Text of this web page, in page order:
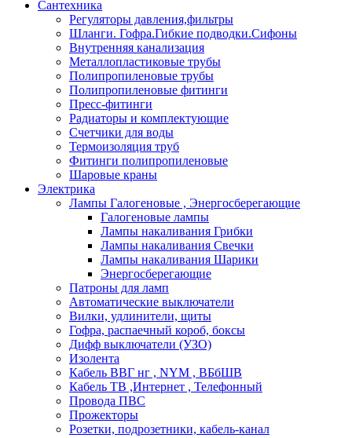
Сантехника
Регуляторы давления,фильтры
Шланги. Гофра.Гибкие подводки.Сифоны
Внутренняя канализация
Металлопластиковые трубы
Полипропиленовые трубы
Полипропиленовые фитинги
Пресс-фитинги
Радиаторы и комплектующие
Счетчики для воды
Термоизоляция труб
Фитинги полипропиленовые
Шаровые краны
Электрика
Лампы Галогеновые , Энергосберегающие
Галогеновые лампы
Лампы накаливания Грибки
Лампы накаливания Свечки
Лампы накаливания Шарики
Энергосберегающие
Патроны для ламп
Автоматические выключатели
Вилки, удлинители, щиты
Гофра, распаечный короб, боксы
Дифф выключатели (УЗО)
Изолента
Кабель ВВГ нг , NYM , ВБбШВ
Кабель ТВ ,Интернет , Телефонный
Провода ПВС
Прожекторы
Розетки, подрозетники, кабель-канал